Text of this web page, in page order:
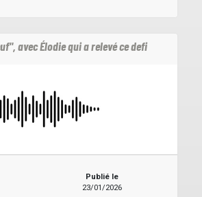
avec Élodie qui a relevé ce defi
Publié le
23/01/2026